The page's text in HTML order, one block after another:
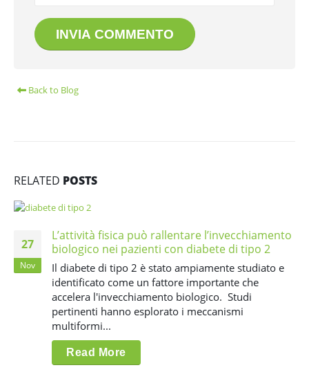
Back to Blog
RELATED POSTS
27
Nov
L’attività fisica può rallentare l’invecchiamento
biologico nei pazienti con diabete di tipo 2
Il diabete di tipo 2 è stato ampiamente studiato e
identificato come un fattore importante che
accelera l'invecchiamento biologico. Studi
pertinenti hanno esplorato i meccanismi
multiformi...
Read More